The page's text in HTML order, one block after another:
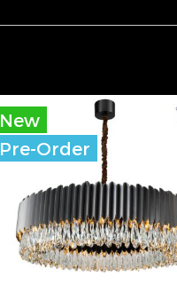
New
Pre-Order